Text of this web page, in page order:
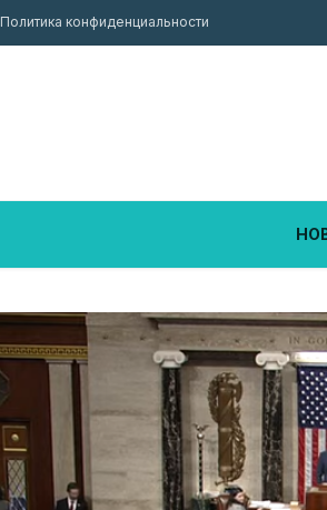
Политика конфиденциальности